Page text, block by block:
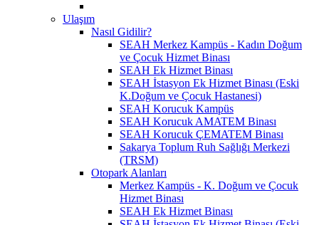
Ulaşım
Nasıl Gidilir?
SEAH Merkez Kampüs - Kadın Doğum
ve Çocuk Hizmet Binası
SEAH Ek Hizmet Binası
SEAH İstasyon Ek Hizmet Binası (Eski
K.Doğum ve Çocuk Hastanesi)
SEAH Korucuk Kampüs
SEAH Korucuk AMATEM Binası
SEAH Korucuk ÇEMATEM Binası
Sakarya Toplum Ruh Sağlığı Merkezi
(TRSM)
Otopark Alanları
Merkez Kampüs - K. Doğum ve Çocuk
Hizmet Binası
SEAH Ek Hizmet Binası